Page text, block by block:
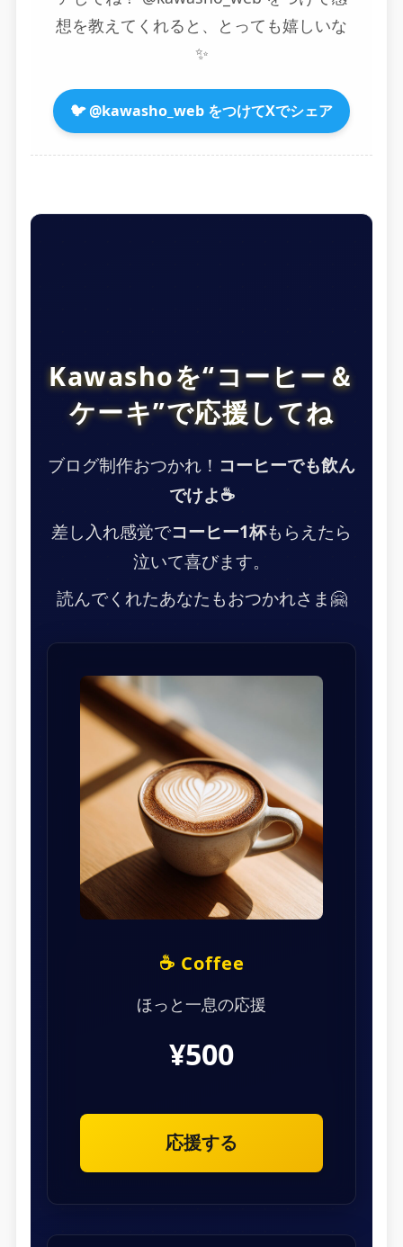
想を教えてくれると、とっても嬉しいな
✨
🐦 @kawasho_web をつけてXでシェア
Kawashoを“コーヒー＆
ケーキ”で応援してね
ブログ制作おつかれ！ コーヒーでも飲ん
でけよ☕
差し入れ感覚でコーヒー1杯もらえたら
泣いて喜びます。
読んでくれたあなたもおつかれさま🤗
☕ Coffee
ほっと一息の応援
¥500
応援する